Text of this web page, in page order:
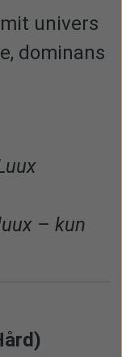
univers
dominans
– kun